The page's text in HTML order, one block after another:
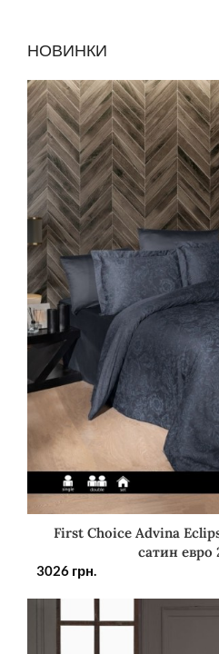
НОВИНКИ
First Choice Advina
сатин евро
3026 грн.